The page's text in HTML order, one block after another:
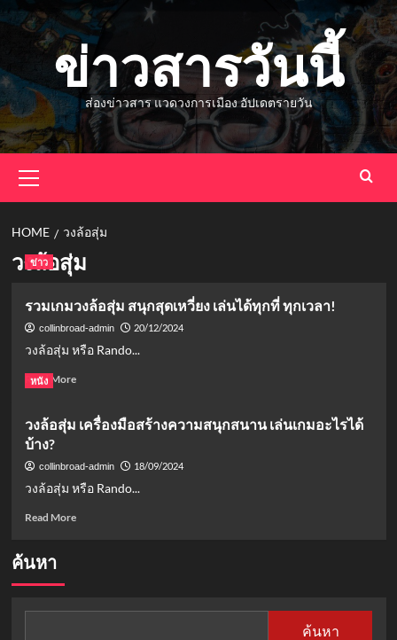
Skip
ข่าวสารวันนี้
ส่องข่าวสาร แวดวงการเมือง อัปเดตรายวัน
Menu
HOME วงล้อสุ่ม
วงล้อสุ่ม
ข่าว
รวมเกมวงล้อสุ่ม สนุกสุดเหวี่ยง เล่นได้ทุกที่ ทุกเวลา!
collinbroad-admin 20/12/2024
วงล้อสุ่ม หรือ Rando...
Read MoreRead
รวม
วง
สุ่ม
ที่
หนัง
วงล้อสุ่ม เครื่องมือสร้างความสนุกสนาน เล่นเกมอะไรได้
บ้าง?
collinbroad-admin 18/09/2024
วงล้อสุ่ม หรือ Rando...
Read MoreRead
เครื่อง
ค้นหา
ค้นหา